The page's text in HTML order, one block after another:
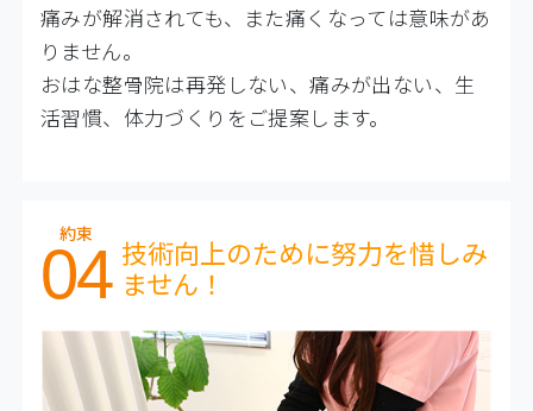
痛みが解消されても、また痛くなっては意味があ
りません。
おはな整骨院は再発しない、痛みが出ない、生
活習慣、体力づくりをご提案します。
約束
04 技術向上のために努力を惜しみ
ません！